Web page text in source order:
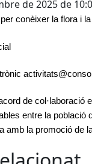
de 2025 de
conèixer la flora i
de col·laboració
entre la població
amb la promoció de